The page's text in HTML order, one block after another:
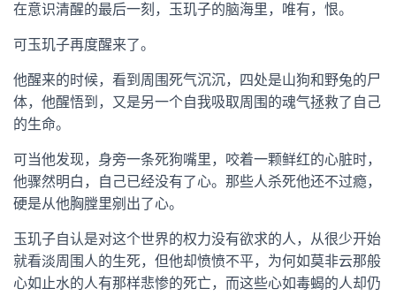
在意识清醒的最后一刻，玉玑子的脑海里，唯有，恨。
可玉玑子再度醒来了。
他醒来的时候，看到周围死气沉沉，四处是山狗和野兔的尸
体，他醒悟到，又是另一个自我吸取周围的魂气拯救了自己
的生命。
可当他发现，身旁一条死狗嘴里，咬着一颗鲜红的心脏时，
他骤然明白，自己已经没有了心。那些人杀死他还不过瘾，
硬是从他胸膛里剜出了心。
玉玑子自认是对这个世界的权力没有欲求的人，从很少开始
就看淡周围人的生死，但他却愤愤不平，为何如莫非云那般
心如止水的人有那样悲惨的死亡，而这些心如毒蝎的人却仍